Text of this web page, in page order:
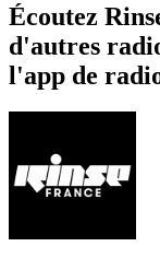
Écoutez
d'autres
l'app de